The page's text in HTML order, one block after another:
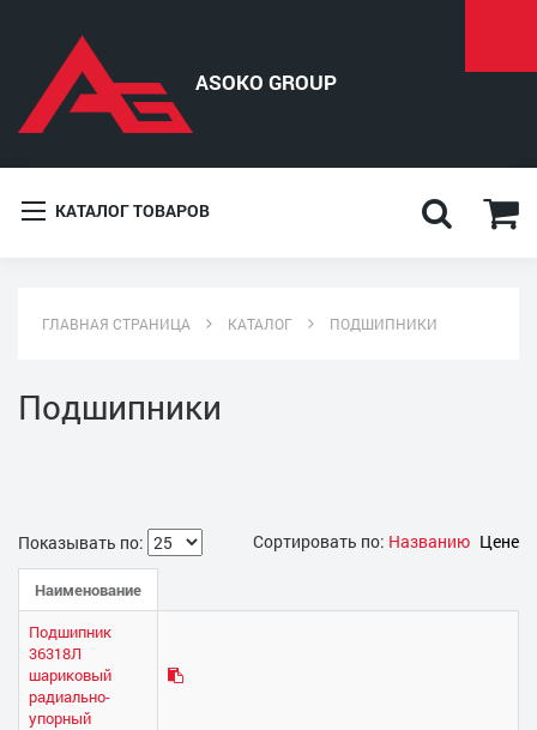
КАТАЛОГ ТОВАРОВ
ГЛАВНАЯ СТРАНИЦА КАТАЛОГ ПОДШИПНИКИ
Подшипники
Показывать по: Сортировать по: Названию Цене
Наименование
Подшипник
36318Л
шариковый
радиально-
упорный